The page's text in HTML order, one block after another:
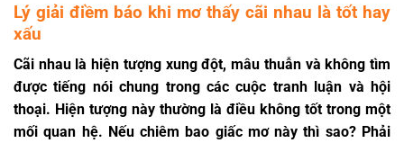
Lý giải điềm báo khi mơ thấy cãi nhau là tốt hay
xấu
Cãi nhau là hiện tượng xung đột, mâu thuẫn và không tìm
được tiếng nói chung trong các cuộc tranh luận và hội
thoại. Hiện tượng này thường là điều không tốt trong một
mối quan hệ. Nếu chiêm bao giấc mơ này thì sao? Phải